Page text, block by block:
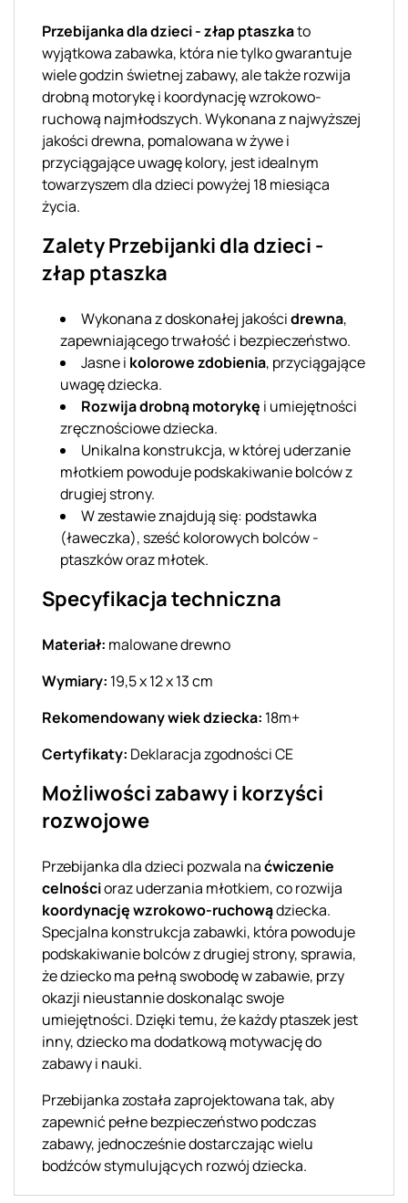
Przebijanka dla dzieci - złap ptaszkato
wyjątkowa zabawka, która nie tylko gwarantuje
wiele godzin świetnej zabawy, ale także rozwija
drobną motorykę i koordynację wzrokowo-
ruchową najmłodszych. Wykonana z najwyższej
jakości drewna, pomalowana w żywe i
przyciągające uwagę kolory, jest idealnym
towarzyszem dla dzieci powyżej 18 miesiąca
życia.
Zalety Przebijanki dla dzieci -
złap ptaszka
Wykonana z doskonałej jakościdrewna,
zapewniającego trwałość i bezpieczeństwo.
Jasne i kolorowe zdobienia, przyciągające
uwagę dziecka.
Rozwija drobną motorykę i umiejętności
zręcznościowe dziecka.
Unikalna konstrukcja, w której uderzanie
młotkiem powoduje podskakiwanie bolców z
drugiej strony.
W zestawie znajdują się: podstawka
(ławeczka), sześć kolorowych bolców -
ptaszków oraz młotek.
Specyfikacja techniczna
Materiał: malowane drewno
Wymiary: 19,5 x 12 x 13 cm
Rekomendowany wiek dziecka: 18m+
Certyfikaty: Deklaracja zgodności CE
Możliwości zabawy i korzyści
rozwojowe
Przebijanka dla dzieci pozwala naćwiczenie
celnościoraz uderzania młotkiem, co rozwija
koordynację wzrokowo-ruchowądziecka.
Specjalna konstrukcja zabawki, która powoduje
podskakiwanie bolców z drugiej strony, sprawia,
że dziecko ma pełną swobodę w zabawie, przy
okazji nieustannie doskonaląc swoje
umiejętności. Dzięki temu, że każdy ptaszek jest
inny, dziecko ma dodatkową motywację do
zabawy i nauki.
Przebijanka została zaprojektowana tak, aby
zapewnić pełne bezpieczeństwo podczas
zabawy, jednocześnie dostarczając wielu
bodźców stymulujących rozwój dziecka.